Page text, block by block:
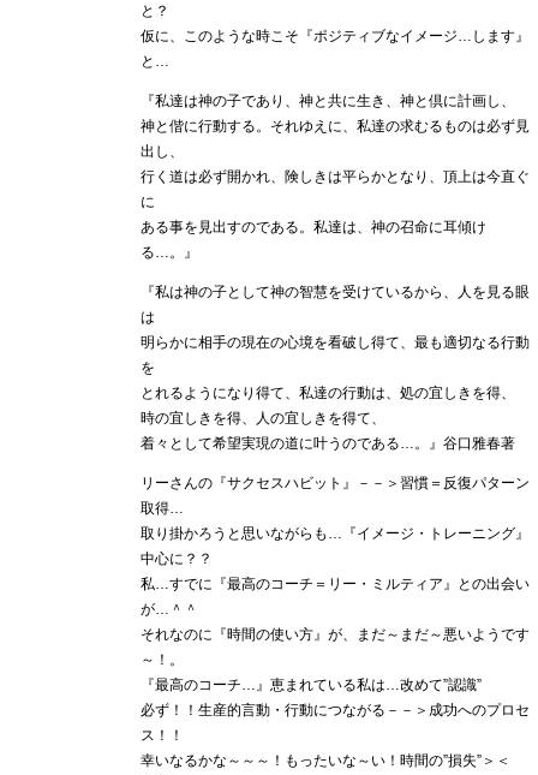
と？
仮に、このような時こそ『ポジティブなイメージ…します』
と…
『私達は神の子であり、神と共に生き、神と倶に計画し、
神と偕に行動する。それゆえに、私達の求むるものは必ず見
出し、
行く道は必ず開かれ、険しきは平らかとなり、頂上は今直ぐ
に
ある事を見出すのである。私達は、神の召命に耳傾け
る…。』
『私は神の子として神の智慧を受けているから、人を見る眼
は
明らかに相手の現在の心境を看破し得て、最も適切なる行動
を
とれるようになり得て、私達の行動は、処の宜しきを得、
時の宜しきを得、人の宜しきを得て、
着々として希望実現の道に叶うのである…。』谷口雅春著
リーさんの『サクセスハビット』－－＞習慣＝反復パターン
取得…
取り掛かろうと思いながらも…『イメージ・トレーニング』
中心に？？
私…すでに『最高のコーチ＝リー・ミルティア』との出会い
が…＾＾
それなのに『時間の使い方』が、まだ～まだ～悪いようです
～！。
『最高のコーチ…』恵まれている私は…改めて”認識”
必ず！！生産的言動・行動につながる－－＞成功へのプロセ
ス！！
幸いなるかな～～～！もったいな～い！時間の”損失”＞＜